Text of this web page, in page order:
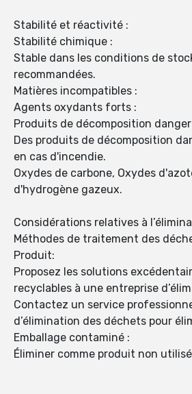
Stabilité et réactivité :
Stabilité chimique :
Stable dans les conditions de
recommandées.
Matières incompatibles :
Agents oxydants forts :
Produits de décomposition
Des produits de décomposition
en cas d'incendie.
Oxydes de carbone, Oxydes
d'hydrogène gazeux.
Considérations relatives à
Méthodes de traitement des
Produit:
Proposez les solutions
recyclables à une entreprise
Contactez un service
d’élimination des déchets pour
Emballage contaminé :
Éliminer comme produit non